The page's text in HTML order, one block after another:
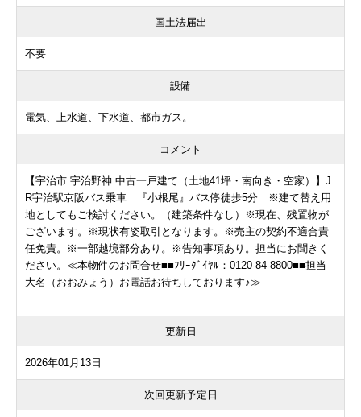
国土法届出
不要
設備
電気、上水道、下水道、都市ガス。
コメント
【宇治市 宇治野神 中古一戸建て（土地41坪・南向き・空家）】J
R宇治駅京阪バス乗車 『小根尾』バス停徒歩5分 ※建て替え用
地としてもご検討ください。（建築条件なし）※現在、残置物が
ございます。※現状有姿取引となります。※売主の契約不適合責
任免責。※一部越境部分あり。※告知事項あり。担当にお聞きく
ださい。≪本物件のお問合せ■■ﾌﾘｰﾀﾞｲﾔﾙ：0120-84-8800■■担当
大名（おおみょう）お電話お待ちしております♪≫
更新日
2026年01月13日
次回更新予定日